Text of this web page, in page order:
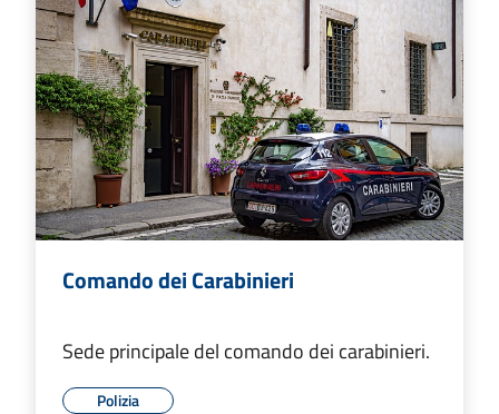
Comando dei Carabinieri
Sede principale del comando dei carabinieri.
Polizia